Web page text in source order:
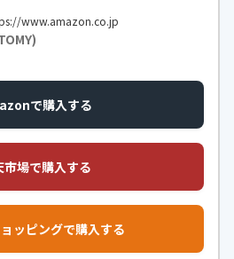
www.amazon.co.jp
で購入する
市場で購入する
ッピングで購入する